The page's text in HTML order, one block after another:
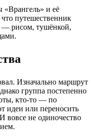
«Врангель» и её
путешественник
— рисом, тушёнкой,
Изначально маршрут
группа постепенно
кто-то — по
идеи или переносить
вовсе не одиночество